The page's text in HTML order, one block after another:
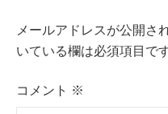
メールアドレスが公開さ
いている欄は必須項目で
コメント ※